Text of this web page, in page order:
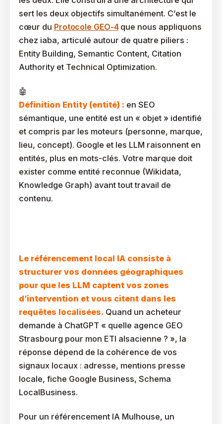
sert les deux objectifs simultanément. C’est le
cœur du Protocole GEO-4que nous appliquons
chez iaba, articulé autour de quatre piliers :
Entity Building, Semantic Content, Citation
Authority et Technical Optimization.
Définition Entity (entité) : en SEO
sémantique, une entité est un « objet » identifié
et compris par les moteurs (personne, marque,
lieu, concept). Google et les LLM raisonnent en
entités, plus en mots-clés. Votre marque doit
exister comme entité reconnue (Wikidata,
Knowledge Graph) avant tout travail de
contenu.
Le référencement local IA consiste à
structurer vos données géographiques
pour que les LLM captent vos zones
d’intervention et vous citent dans les
requêtes localisées. Quand un acheteur
demande à ChatGPT « quelle agence GEO
Strasbourg pour mon ETI alsacienne ? », la
réponse dépend de la cohérence de vos
signaux locaux : adresse, mentions presse
locale, fiche Google Business, Schema
LocalBusiness.
Pour un référencement IA Mulhouse, un